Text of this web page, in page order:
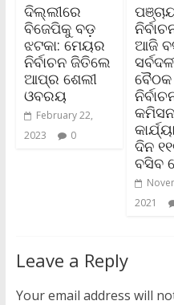
ଦିଲ୍ଲୀରେ
ବିଜେପିକୁ ବଡ଼
ଝଟକା: ମେୟର
ନିର୍ବାଚନ ଜିତିଲେ
ଆପ୍‌ର ଶେଲୀ
ଓବରୟ
February 22,
2023
0
ଆଜି
ବୈଠକ
ଦିନ
ବସିବ
2021
Leave a Reply
Your email address will